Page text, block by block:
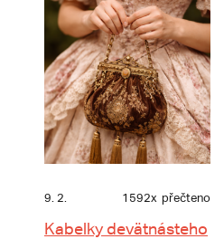
9. 2. 1592x přečteno
Kabelky devätnásteho